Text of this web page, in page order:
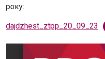
року:
dajdzhest_ztpp_20_09_23